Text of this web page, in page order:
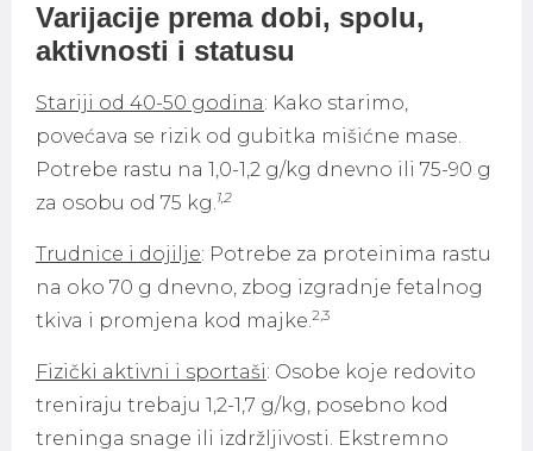
Varijacije prema dobi, spolu,
aktivnosti i statusu
Stariji od 40-50 godina: Kako starimo,
povećava se rizik od gubitka mišićne mase.
Potrebe rastu na 1,0-1,2 g/kg dnevno ili 75-90 g
za osobu od 75 kg.1,2
Trudnice i dojilje: Potrebe za proteinima rastu
na oko 70 g dnevno, zbog izgradnje fetalnog
tkiva i promjena kod majke.2,3
Fizički aktivni i sportaši: Osobe koje redovito
treniraju trebaju 1,2-1,7 g/kg, posebno kod
treninga snage ili izdržljivosti. Ekstremno